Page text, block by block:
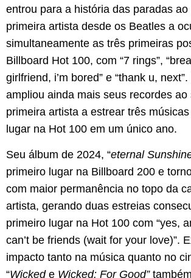
entrou para a história das paradas
primeira artista desde os Beatles a
simultaneamente as três primeiras
Billboard Hot 100, com “7 rings”,
girlfriend, i’m bored” e “thank u,
ampliou ainda mais seus recordes ao
primeira artista a estrear três
lugar na Hot 100 em um único ano.
Seu álbum de 2024, “eternal
primeiro lugar na Billboard 200 e
com maior permanência no topo da
artista, gerando duas estreias
primeiro lugar na Hot 100 com “yes,
can’t be friends (wait for your love)”.
impacto tanto na música quanto no
“Wickede Wicked: For Good”